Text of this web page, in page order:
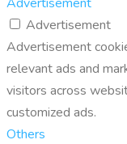
Advertisement
Advertisement
relevant ads and
visitors across
customized ads.
Others